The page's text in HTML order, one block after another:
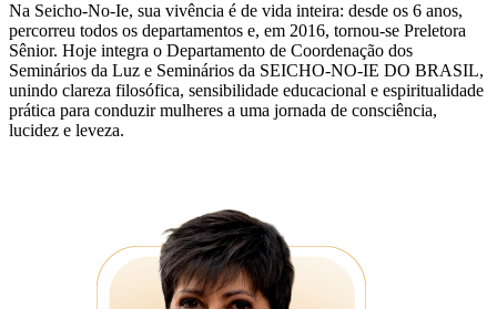
Na Seicho-No-Ie, sua vivência é de vida inteira: desde os 6 anos,
percorreu todos os departamentos e, em 2016, tornou-se Preletora
Sênior. Hoje integra o Departamento de Coordenação dos
Seminários da Luz e Seminários da SEICHO-NO-IE DO BRASIL,
unindo clareza filosófica, sensibilidade educacional e espiritualidade
prática para conduzir mulheres a uma jornada de consciência,
lucidez e leveza.